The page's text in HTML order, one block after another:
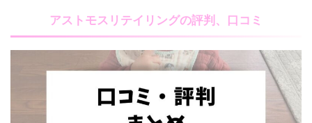
アストモスリテイリングの評判、口コミ